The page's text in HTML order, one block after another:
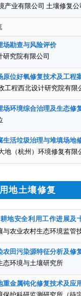
产业有限公司 土壤修复
场勘查与风险评价
研究院有限公司
原位好氧修复技术及工程
工程西北设计研究院有
场环境综合治理及生态修
生活垃圾治理与堆填场地
地（杭州）环境修复有限
地土壤修复
地安全利用工作进展及
与农业农村生态环境监管
农田污染源特征分析及修
态环境与土壤研究所
重金属钝化修复技术及应